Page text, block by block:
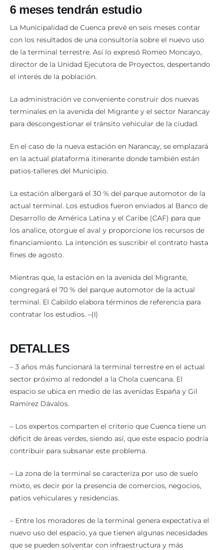
6 meses tendrán estudio
La Municipalidad de Cuenca prevé en seis meses contar
con los resultados de una consultoría sobre el nuevo uso
de la terminal terrestre. Así lo expresó Romeo Moncayo,
director de la Unidad Ejecutora de Proyectos, despertando
el interés de la población.
La administración ve conveniente construir dos nuevas
terminales en la avenida del Migrante y el sector Narancay
para descongestionar el tránsito vehicular de la ciudad.
En el caso de la nueva estación en Narancay, se emplazará
en la actual plataforma itinerante donde también están
patios-talleres del Municipio.
La estación albergará el 30 % del parque automotor de la
actual terminal. Los estudios fueron enviados al Banco de
Desarrollo de América Latina y el Caribe (CAF) para que
los analice, otorgue el aval y proporcione los recursos de
financiamiento. La intención es suscribir el contrato hasta
fines de agosto.
Mientras que, la estación en la avenida del Migrante,
congregará el 70 % del parque automotor de la actual
terminal. El Cabildo elabora términos de referencia para
contratar los estudios. –(I)
DETALLES
– 3 años más funcionará la terminal terrestre en el actual
sector próximo al redondel a la Chola cuencana. El
espacio se ubica en medio de las avenidas España y Gil
Ramírez Dávalos.
– Los expertos comparten el criterio que Cuenca tiene un
déficit de áreas verdes, siendo así, que este espacio podría
contribuir para subsanar este problema.
– La zona de la terminal se caracteriza por uso de suelo
mixto, es decir por la presencia de comercios, negocios,
patios vehiculares y residencias.
– Entre los moradores de la terminal genera expectativa el
nuevo uso del espacio, ya que tienen algunas necesidades
que se pueden solventar con infraestructura y más